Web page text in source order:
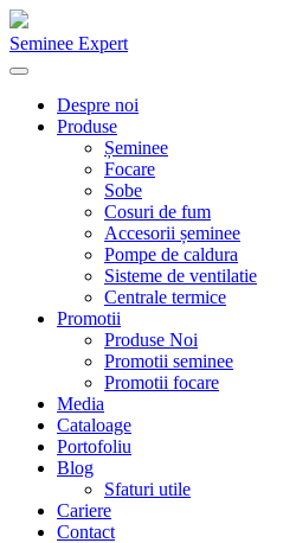
Seminee Expert
Despre noi
Produse
Șeminee
Focare
Sobe
Cosuri de fum
Accesorii șeminee
Pompe de caldura
Sisteme de ventilatie
Centrale termice
Promotii
Produse Noi
Promotii seminee
Promotii focare
Media
Cataloage
Portofoliu
Blog
Sfaturi utile
Cariere
Contact